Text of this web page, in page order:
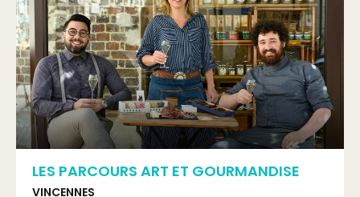
LES PARCOURS ART ET GOURMANDISE
VINCENNES